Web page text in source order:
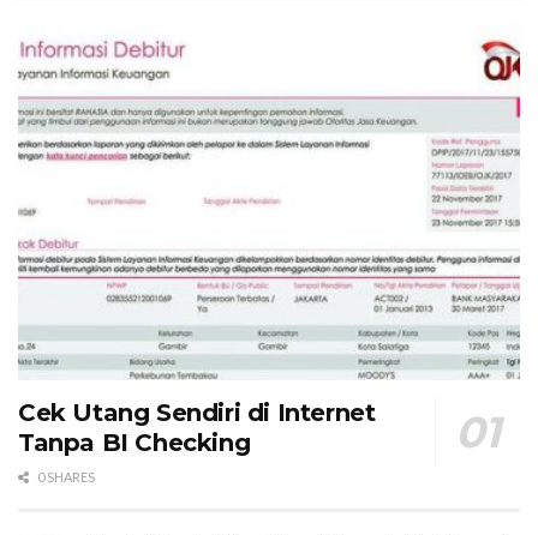
Cek Utang Sendiri di Internet
Tanpa BI Checking
0 SHARES